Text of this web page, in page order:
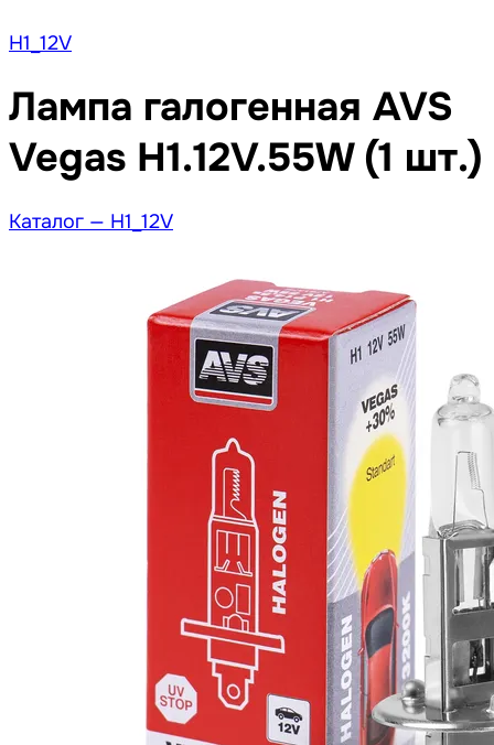
H1_12V
Лампа галогенная AVS
Vegas H1.12V.55W (1 шт.)
Каталог — H1_12V